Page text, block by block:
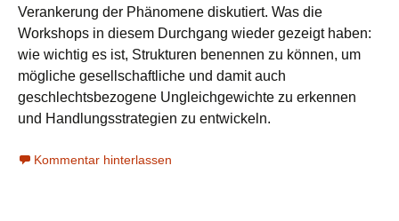
Verankerung der Phänomene diskutiert. Was die
Workshops in diesem Durchgang wieder gezeigt haben:
wie wichtig es ist, Strukturen benennen zu können, um
mögliche gesellschaftliche und damit auch
geschlechtsbezogene Ungleichgewichte zu erkennen
und Handlungsstrategien zu entwickeln.
Kommentar hinterlassen